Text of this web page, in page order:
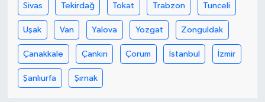
Sivas Tekirdağ Tokat Trabzon Tunceli
Uşak Van Yalova Yozgat Zonguldak
Çanakkale Çankırı Çorum İstanbul İzmir
Şanlıurfa Şırnak